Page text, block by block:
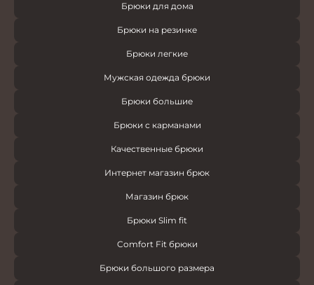
Брюки для дома
Брюки на резинке
Брюки легкие
Мужская одежда брюки
Брюки большие
Брюки с карманами
Качественные брюки
Интернет магазин брюк
Магазин брюк
Брюки Slim fit
Comfort Fit брюки
Брюки большого размера